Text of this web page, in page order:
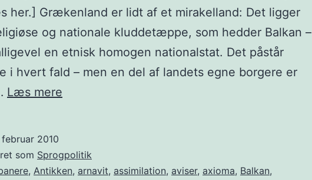
her.] Grækenland er lidt af et mirakelland: Det ligger
og nationale kluddetæppe, som hedder Balkan –
en etnisk homogen nationalstat. Det påstår
i hvert fald – men en del af landets egne borgere er
Læs mere
2010
som Sprogpolitik
, Antikken, arnavit, assimilation, aviser, axioma, Balkan,